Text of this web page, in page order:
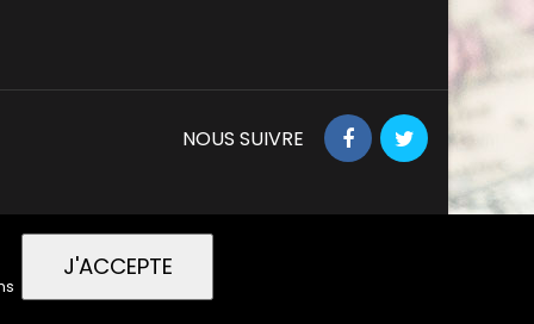
J'ACCEPTE
NOUS SUIVRE